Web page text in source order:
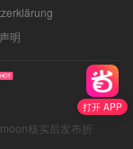
打开 APP
明
核实后发布折